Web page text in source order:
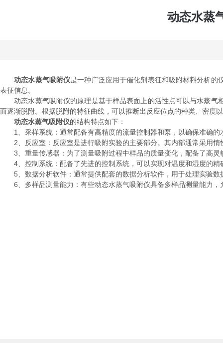
动态水蒸
动态水蒸气吸附仪是一种广泛应用于催化剂表征和吸附材料分析的
表征信息。
动态水蒸气吸附仪的原理是基于样品表面上的活性点可以与水蒸气
而逐渐脱附。根据脱附的特征曲线，可以推断出反应位点的种类、密度
动态水蒸气吸附仪的结构特点如下：
1、采样系统：通常配备有高精度的流量控制器和泵，以确保准确的
2、反应室：反应室是进行吸附实验的主要部分。其内部通常采用惰
3、重量传感器：为了测量吸附过程中样品的质量变化，配备了高灵
4、控制系统：配备了先进的控制系统，可以实现对温度和湿度的精
5、数据分析软件：通常提供配套的数据分析软件，用于处理实验数
6、多样品测量能力：有些动态水蒸气吸附仪具备多样品测量能力，